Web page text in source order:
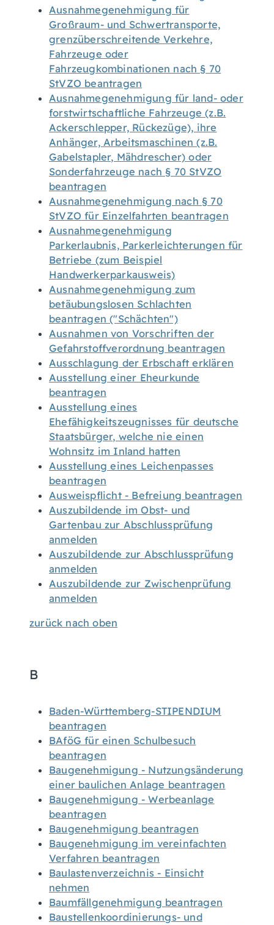
Ausnahmegenehmigung für
Großraum- und Schwertransporte,
grenzüberschreitende Verkehre,
Fahrzeuge oder
Fahrzeugkombinationen nach § 70
StVZO beantragen
Ausnahmegenehmigung für land- oder
forstwirtschaftliche Fahrzeuge (z.B.
Ackerschlepper, Rückezüge), ihre
Anhänger, Arbeitsmaschinen (z.B.
Gabelstapler, Mähdrescher) oder
Sonderfahrzeuge nach § 70 StVZO
beantragen
Ausnahmegenehmigung nach § 70
StVZO für Einzelfahrten beantragen
Ausnahmegenehmigung
Parkerlaubnis, Parkerleichterungen für
Betriebe (zum Beispiel
Handwerkerparkausweis)
Ausnahmegenehmigung zum
betäubungslosen Schlachten
beantragen ("Schächten")
Ausnahmen von Vorschriften der
Gefahrstoffverordnung beantragen
Ausschlagung der Erbschaft erklären
Ausstellung einer Eheurkunde
beantragen
Ausstellung eines
Ehefähigkeitszeugnisses für deutsche
Staatsbürger, welche nie einen
Wohnsitz im Inland hatten
Ausstellung eines Leichenpasses
beantragen
Ausweispflicht - Befreiung beantragen
Auszubildende im Obst- und
Gartenbau zur Abschlussprüfung
anmelden
Auszubildende zur Abschlussprüfung
anmelden
Auszubildende zur Zwischenprüfung
anmelden
zurück nach oben
B
Baden-Württemberg-STIPENDIUM
beantragen
BAföG für einen Schulbesuch
beantragen
Baugenehmigung - Nutzungsänderung
einer baulichen Anlage beantragen
Baugenehmigung - Werbeanlage
beantragen
Baugenehmigung beantragen
Baugenehmigung im vereinfachten
Verfahren beantragen
Baulastenverzeichnis - Einsicht
nehmen
Baumfällgenehmigung beantragen
Baustellenkoordinierungs- und